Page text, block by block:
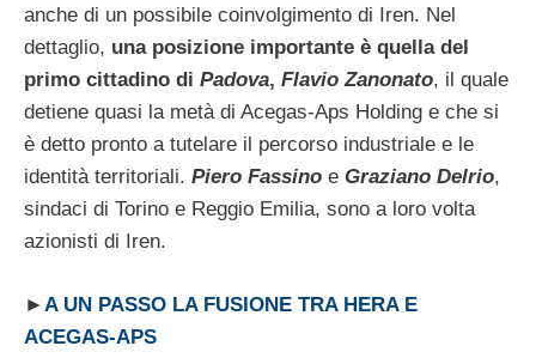
anche di un possibile coinvolgimento di Iren. Nel
dettaglio, una posizione importante è quella del
primo cittadino di Padova, Flavio Zanonato, il quale
detiene quasi la metà di Acegas-Aps Holding e che si
è detto pronto a tutelare il percorso industriale e le
identità territoriali. Piero Fassino e Graziano Delrio,
sindaci di Torino e Reggio Emilia, sono a loro volta
azionisti di Iren.
► A UN PASSO LA FUSIONE TRA HERA E
ACEGAS-APS